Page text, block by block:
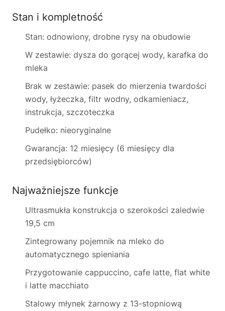
Stan i kompletność
Stan: odnowiony, drobne rysy na obudowie
W zestawie: dysza do gorącej wody, karafka do
mleka
Brak w zestawie: pasek do mierzenia twardości
wody, łyżeczka, filtr wodny, odkamieniacz,
instrukcja, szczoteczka
Pudełko: nieoryginalne
Gwarancja: 12 miesięcy (6 miesięcy dla
przedsiębiorców)
Najważniejsze funkcje
Ultrasmukła konstrukcja o szerokości zaledwie
19,5 cm
Zintegrowany pojemnik na mleko do
automatycznego spieniania
Przygotowanie cappuccino, cafe latte, flat white
i latte macchiato
Stalowy młynek żarnowy z 13-stopniową